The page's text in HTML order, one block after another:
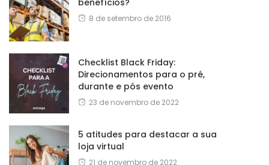
8 de setembro de 2016
Checklist Black Friday:
Direcionamentos para o pré,
durante e pós evento
23 de novembro de 2022
5 atitudes para destacar a sua
loja virtual
21 de novembro de 2022